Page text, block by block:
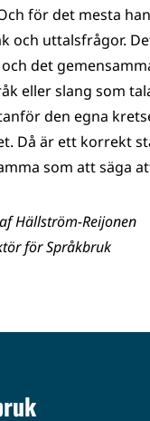
för det mesta
och uttalsfrågor.
och det
eller slang som
den egna
Då är ett korrekt
som att säga
Hällström-Reijonen
för Språkbruk